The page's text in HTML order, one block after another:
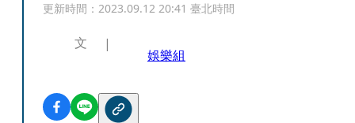
更新時間： 2023.09.12 20:41 臺北時間
文
娛樂組